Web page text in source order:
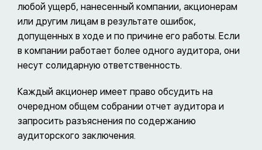
любой ущерб, нанесенный компании, акционерам
или другим лицам в результате ошибок,
допущенных в ходе и по причине его работы. Если
в компании работает более одного аудитора, они
несут солидарную ответственность.
Каждый акционер имеет право обсудить на
очередном общем собрании отчет аудитора и
запросить разъяснения по содержанию
аудиторского заключения.